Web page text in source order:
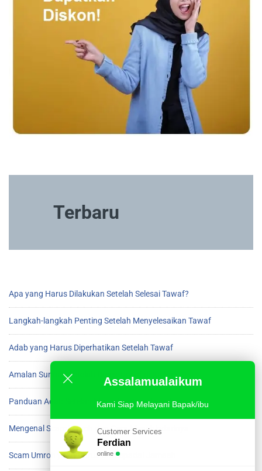
Terbaru
Apa yang Harus Dilakukan Setelah Selesai Tawaf?
Langkah-langkah Penting Setelah Menyelesaikan Tawaf
Adab yang Harus Diperhatikan Setelah Tawaf
Amalan Sunnah Setelah Beres Tawaf di Ka’bah
Panduan Adab Setelah Menyelesaikan Tawaf
Mengenal Scam Umroh dan Cara Menghindarinya
Scam Umroh yang Harus Diwaspadai Jamaah
Assalamualaikum
Kami Siap Melayani Bapak/ibu
Customer Services
Ferdian
online